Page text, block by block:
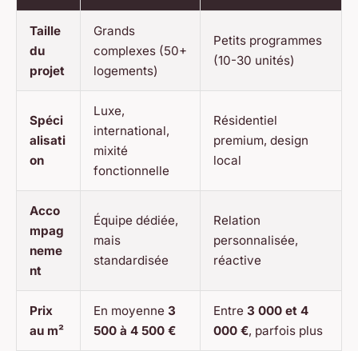
Taille
du
projet
Grands
complexes (50+
logements)
Petits programmes
(10-30 unités)
Spéci
alisati
on
Luxe,
international,
mixité
fonctionnelle
Résidentiel
premium, design
local
Acco
mpag
neme
nt
Équipe dédiée,
mais
standardisée
Relation
personnalisée,
réactive
Prix
au m²
En moyenne 3
500 à 4 500 €
Entre 3 000 et 4
000 €, parfois plus